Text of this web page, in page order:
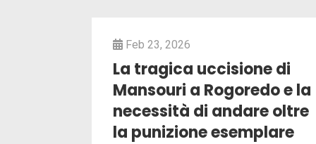
Feb 23, 2026
La tragica uccisione di
Mansouri a Rogoredo e la
necessità di andare oltre
la punizione esemplare